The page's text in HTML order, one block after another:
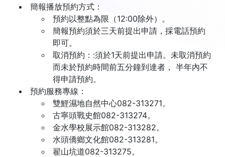
簡報播放預約方式：
預約以整點為限（12:00除外）。
簡報預約須於三天前提出申請，採電話預約
即可。
取消預約：:須於1天前提出申請。未取消預約
而未於預約時間前五分鐘到達者， 半年內不
得申請預約。
預約服務專線：
雙鯉濕地自然中心082-313271。
古寧頭戰史館082-313274。
金水學校展示館082-313282。
水頭僑鄉文化館082-313281。
翟山坑道082-313275。